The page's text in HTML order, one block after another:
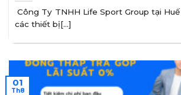
Công Ty TNHH Life Sport Group tại
các thiết bị[...]
01
Th8